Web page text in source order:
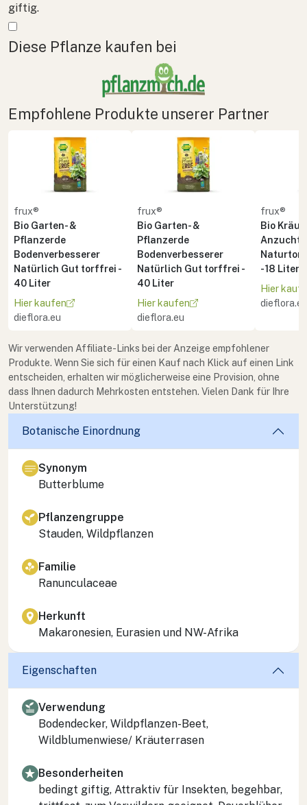
giftig.
Mehr anzeigen
Diese Pflanze kaufen bei
Empfohlene Produkte unserer Partner
frux®
Bio Garten- &
Pflanzerde
Bodenverbesserer
Natürlich Gut torffrei -
40 Liter
Hier kaufen
dieflora.eu
frux®
Bio Garten- &
Pflanzerde
Bodenverbesserer
Natürlich Gut torffrei -
40 Liter
Hier kaufen
dieflora.eu
frux®
Bio
Naturton
- 18 Liter
Hier
dieflora.eu
Wir verwenden Affiliate-Links bei der Anzeige empfohlener
Produkte. Wenn Sie sich für einen Kauf nach Klick auf einen Link
entscheiden, erhalten wir möglicherweise eine Provision, ohne
dass Ihnen dadurch Mehrkosten entstehen. Vielen Dank für Ihre
Unterstützung!
Botanische Einordnung
Synonym
Butterblume
Pflanzengruppe
Stauden, Wildpflanzen
Familie
Ranunculaceae
Herkunft
Makaronesien, Eurasien und NW-Afrika
Eigenschaften
Verwendung
Bodendecker, Wildpflanzen-Beet,
Wildblumenwiese/ Kräuterrasen
Besonderheiten
bedingt giftig, Attraktiv für Insekten, begehbar,